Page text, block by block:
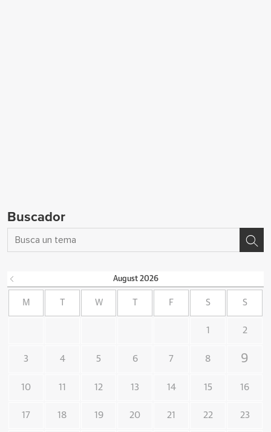
Buscador
August 2026
M W F S S
1 2
3 4 5 6 7 8 9
10 11 12 13 14 15 16
17 18 19 20 21 22 23